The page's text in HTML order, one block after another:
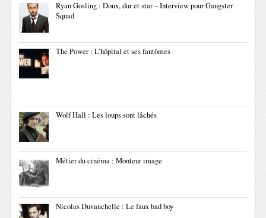
Ryan Gosling : Doux, dur et star – Interview pour Gangster
Squad
The Power : L’hôpital et ses fantômes
Wolf Hall : Les loups sont lâchés
Métier du cinéma : Monteur image
Nicolas Duvauchelle : Le faux bad boy